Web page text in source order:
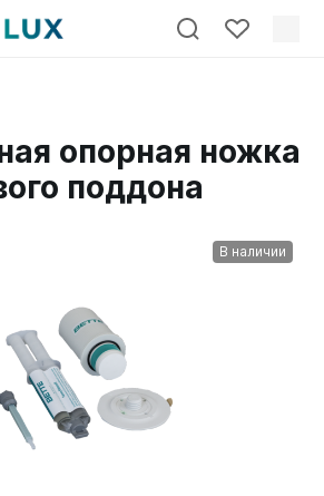
опорная ножка
поддона
В наличии